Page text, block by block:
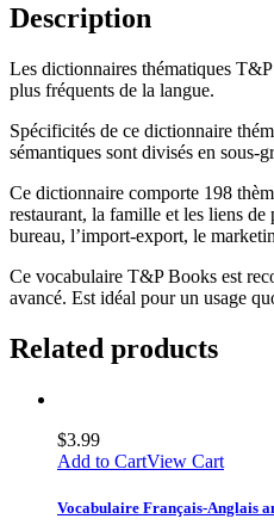
Description
Les dictionnaires thématiques
plus fréquents de la langue.
Spécificités de ce dictionnaire
sémantiques sont divisés en sous-
Ce dictionnaire comporte 198
restaurant, la famille et les liens
bureau, l’import-export, le
Ce vocabulaire T&P Books est
avancé. Est idéal pour un usage
Related products
$3.99
Add to CartView Cart
Vocabulaire Français-Anglais